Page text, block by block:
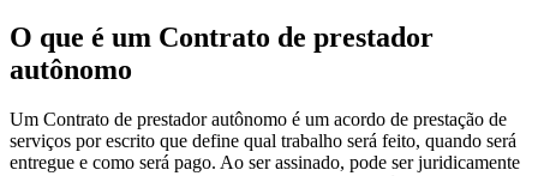
O que é um Contrato de prestador
autônomo
Um Contrato de prestador autônomo é um acordo de prestação de
serviços por escrito que define qual trabalho será feito, quando será
entregue e como será pago. Ao ser assinado, pode ser juridicamente